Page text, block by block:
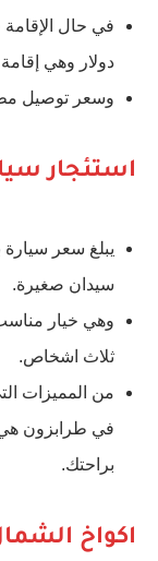
دولار وهي
وسعر توصيل مطار
استئجار
سيدان صغيرة.
وهي خيار
ثلاث اشخاص.
من المميزات
في طرابزون هي
براحتك.
اكواخ